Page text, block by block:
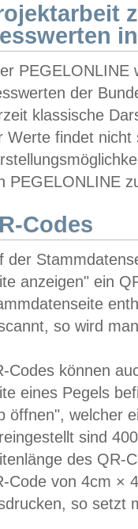
PEGELONLINE
der
klassische
Werte findet
PEGELONLINE
Codes
der
anzeigen" ein
so wird
Codes können
eines Pegels
öffnen", welcher
sind
des QR-
Code von 4cm ×
so setzt